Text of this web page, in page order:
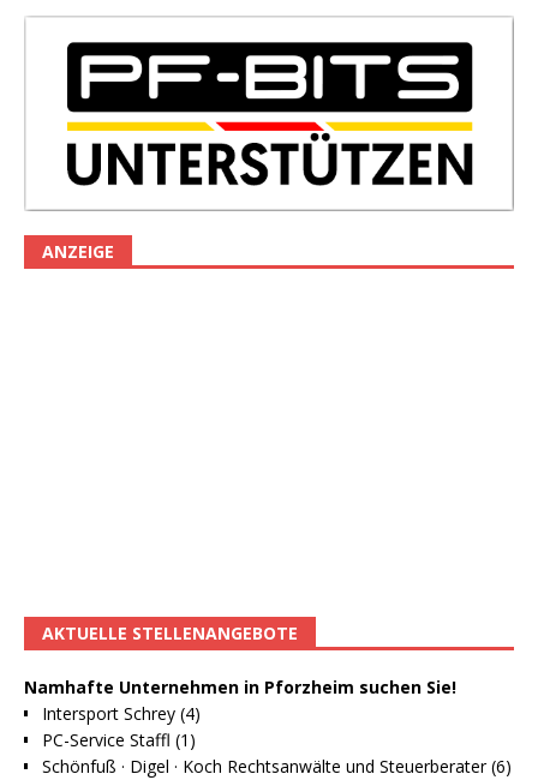
ANZEIGE
AKTUELLE STELLENANGEBOTE
Namhafte Unternehmen in Pforzheim suchen Sie!
Intersport Schrey (4)
PC-Service Staffl (1)
Schönfuß · Digel · Koch Rechtsanwälte und Steuerberater (6)